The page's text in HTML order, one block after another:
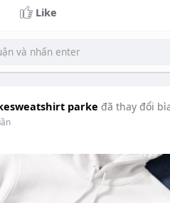
Like
parke đã thay đổi